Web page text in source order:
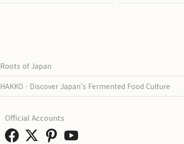
Roots of Japan
HAKKO - Discover Japan’s Fermented Food Culture
Official Accounts